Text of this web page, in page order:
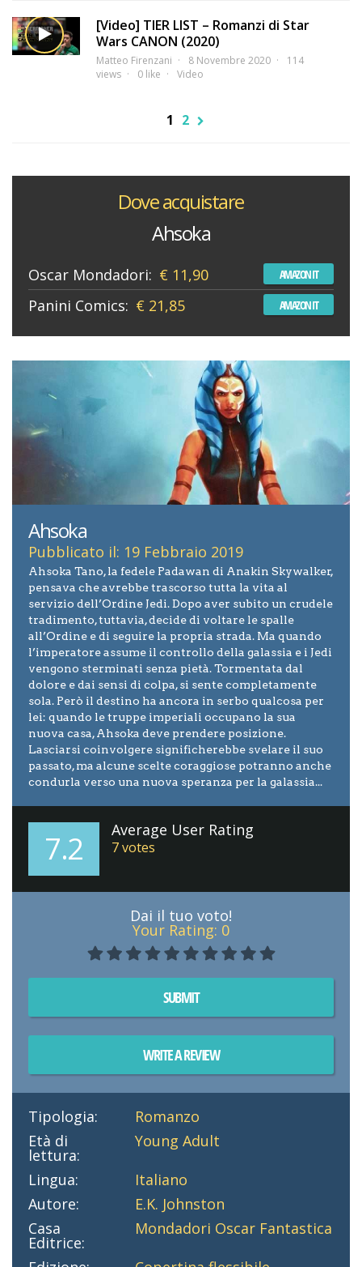
[Video] TIER LIST – Romanzi di Star
Wars CANON (2020)
Matteo Firenzani 8 Novembre 2020
114
views
0 like Video
1 2
Dove acquistare
Ahsoka
Oscar Mondadori: € 11,90 AMAZON IT
Panini Comics: € 21,85 AMAZON IT
Ahsoka
Pubblicato il: 19 Febbraio 2019
Ahsoka Tano, la fedele Padawan di Anakin Skywalker,
pensava che avrebbe trascorso tutta la vita al
servizio dell’Ordine Jedi. Dopo aver subito un crudele
tradimento, tuttavia, decide di voltare le spalle
all’Ordine e di seguire la propria strada. Ma quando
l’imperatore assume il controllo della galassia e i Jedi
vengono sterminati senza pietà. Tormentata dal
dolore e dai sensi di colpa, si sente completamente
sola. Però il destino ha ancora in serbo qualcosa per
lei: quando le truppe imperiali occupano la sua
nuova casa, Ahsoka deve prendere posizione.
Lasciarsi coinvolgere significherebbe svelare il suo
passato, ma alcune scelte coraggiose potranno anche
condurla verso una nuova speranza per la galassia...
7.2 Average User Rating
7votes
Dai il tuo voto!
Your Rating: 0
SUBMIT
WRITE A REVIEW
Tipologia:
Romanzo
Età di
lettura:
Young Adult
Lingua:
Italiano
Autore:
E.K. Johnston
Casa
Editrice:
Mondadori Oscar Fantastica